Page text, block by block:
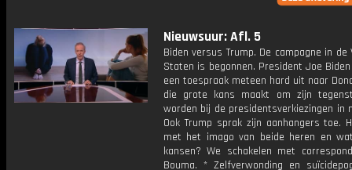
Nieuwsuur: Afl. 5
Biden versus Trump. De campagne in de
Staten is begonnen. President Joe
een toespraak meteen hard uit naar
die grote kans maakt om zijn
worden bij de presidentsverkiezingen in
Ook Trump sprak zijn aanhangers toe.
met het imago van beide heren en
kansen? We schakelen met
Bouma. * Zelfverwonding en